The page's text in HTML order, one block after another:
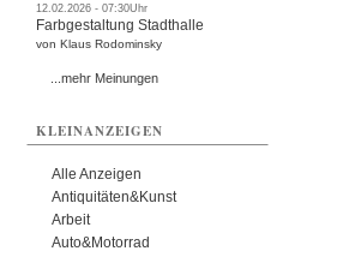
12.02.2026 - 07:30Uhr
Farbgestaltung Stadthalle
von Klaus Rodominsky
...mehr Meinungen
KLEINANZEIGEN
Alle Anzeigen
Antiquitäten&Kunst
Arbeit
Auto&Motorrad